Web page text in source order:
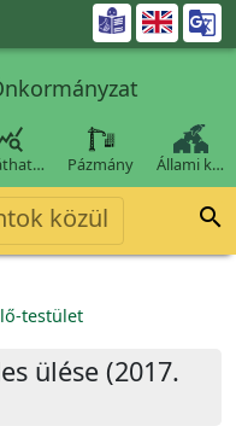

Pázmány Állami k…
közül 
testület
ülése (2017.